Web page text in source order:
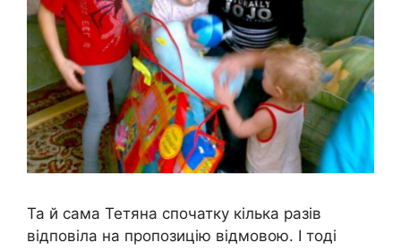
Та й сама Тетяна спочатку кілька разів
відповіла на пропозицію відмовою. І тоді